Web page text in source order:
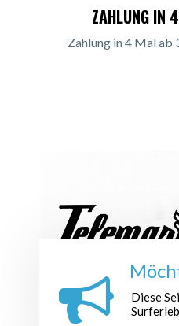
ZAHLUNG IN
Zahlung in 4 Mal ab
NEWSLETTER ANMELDEN :
Diese